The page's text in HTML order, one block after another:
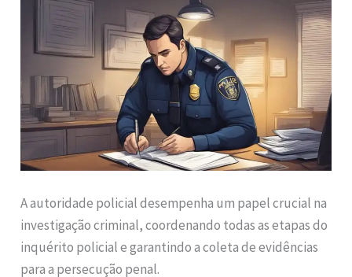
A autoridade policial desempenha um papel crucial na
investigação criminal, coordenando todas as etapas do
inquérito policial e garantindo a coleta de evidências
para a persecução penal.